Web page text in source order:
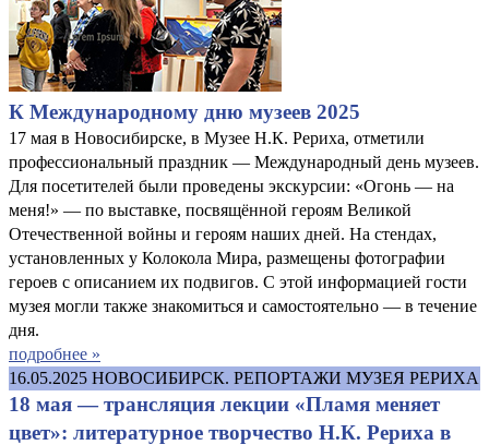
К Международному дню музеев 2025
17 мая в Новосибирске, в Музее Н.К. Рериха, отметили
профессиональный праздник — Международный день музеев.
Для посетителей были проведены экскурсии: «Огонь — на
меня!» — по выставке, посвящённой героям Великой
Отечественной войны и героям наших дней. На стендах,
установленных у Колокола Мира, размещены фотографии
героев с описанием их подвигов. С этой информацией гости
музея могли также знакомиться и самостоятельно — в течение
дня.
подробнее »
16.05.2025 НОВОСИБИРСК. РЕПОРТАЖИ МУЗЕЯ РЕРИХА
18 мая — трансляция лекции «Пламя меняет
цвет»: литературное творчество Н.К. Рериха в